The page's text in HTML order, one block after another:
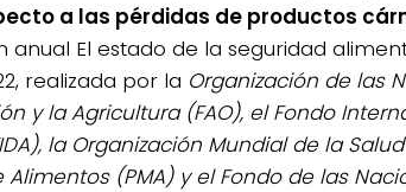
a las pérdidas de productos
anual El estado de la seguridad
realizada por la Organización de las
y la Agricultura (FAO), el Fondo
la Organización Mundial de la
Alimentos (PMA) y el Fondo de las